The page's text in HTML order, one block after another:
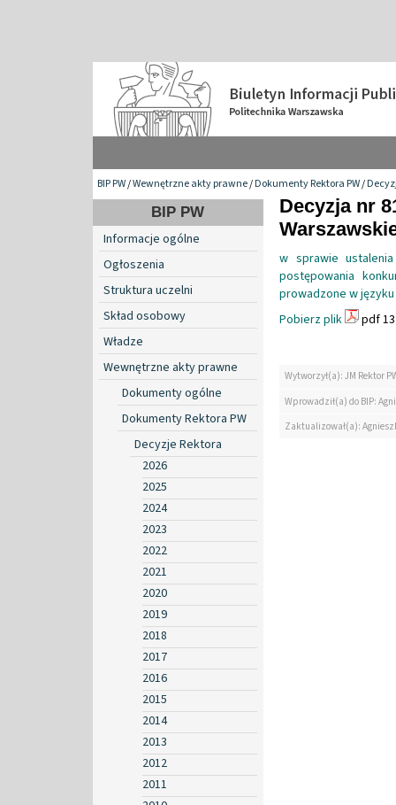
BIP PW/Wewnętrzne akty prawne/Dokumenty Rektora PW/
BIP PW
Informacje ogólne
Ogłoszenia
Struktura uczelni
Skład osobowy
Władze
Wewnętrzne akty prawne
Dokumenty ogólne
Dokumenty Rektora PW
Decyzje Rektora
2026
2025
2024
2023
2022
2021
2020
2019
2018
2017
2016
2015
2014
2013
2012
2011
Decyzja nr
w sprawie
postępowania
prowadzone w
Pobierz plik
pdf
Wytworzył(a): JM Rektor
Wprowadził(a) do BIP:
Zaktualizował(a):